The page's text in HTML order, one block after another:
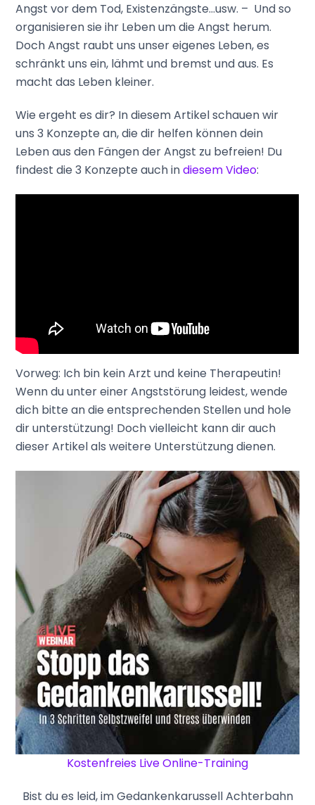
Angst vor dem Tod, Existenzängste…usw. – Und so
organisieren sie ihr Leben um die Angst herum.
Doch Angst raubt uns unser eigenes Leben, es
schränkt uns ein, lähmt und bremst und aus. Es
macht das Leben kleiner.
Wie ergeht es dir? In diesem Artikel schauen wir
uns 3 Konzepte an, die dir helfen können dein
Leben aus den Fängen der Angst zu befreien! Du
findest die 3 Konzepte auch indiesem Video:
Vorweg: Ich bin kein Arzt und keine Therapeutin!
Wenn du unter einer Angststörung leidest, wende
dich bitte an die entsprechenden Stellen und hole
dir unterstützung! Doch vielleicht kann dir auch
dieser Artikel als weitere Unterstützung dienen.
Kostenfreies Live Online-Training
Bist du es leid, im Gedankenkarussell Achterbahn